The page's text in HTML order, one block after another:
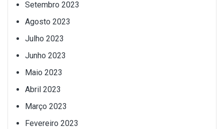
Setembro 2023
Agosto 2023
Julho 2023
Junho 2023
Maio 2023
Abril 2023
Março 2023
Fevereiro 2023